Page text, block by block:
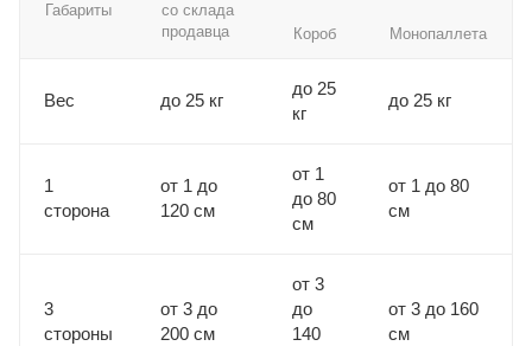
Габариты
со склада
продавца
Короб Монопаллета
Вес до 25 кг
до 25
кг
до 25 кг
1
сторона
от 1 до
120 см
от 1
до 80
см
от 1 до 80
см
3
стороны
от 3 до
200 см
от 3
до
140
от 3 до 160
см